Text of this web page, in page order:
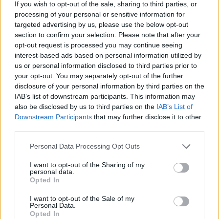
If you wish to opt-out of the sale, sharing to third parties, or
processing of your personal or sensitive information for
targeted advertising by us, please use the below opt-out
section to confirm your selection. Please note that after your
opt-out request is processed you may continue seeing
interest-based ads based on personal information utilized by
us or personal information disclosed to third parties prior to
your opt-out. You may separately opt-out of the further
disclosure of your personal information by third parties on the
IAB’s list of downstream participants. This information may
also be disclosed by us to third parties on the IAB’s List of
Downstream Participants that may further disclose it to other
Please note that this website/app uses one or more Google
not limited to your visit or usage behaviour. You may click to
grant or deny consent to Google and its third-party tags to
use your data for below specified purposes in below Google
consent section.
Personal Data Processing Opt Outs
I want to opt-out of the Sharing of my
personal data.
Opted In
I want to opt-out of the Sale of my
Personal Data.
Opted In
του προγράμματος Κοινωνικού Τουρισμού
της Δημόσιας Υπηρεσίας Απασχόλησης
(ΔΥΠΑ)για τις περιόδους 2025-2026 και 2026-
2027, ανεξαρτήτως από το αν γίνει τελικά χρήση
των ανωτέρω παροχών ή όχι, και
συναφούς παροχής από οποιονδήποτε άλλο
φορέαγια την ίδια χρονική περίοδο.